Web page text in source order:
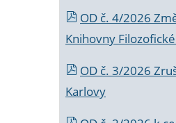
OD č. 4/2026
Knihovny
OD č. 3/2026
Karlovy